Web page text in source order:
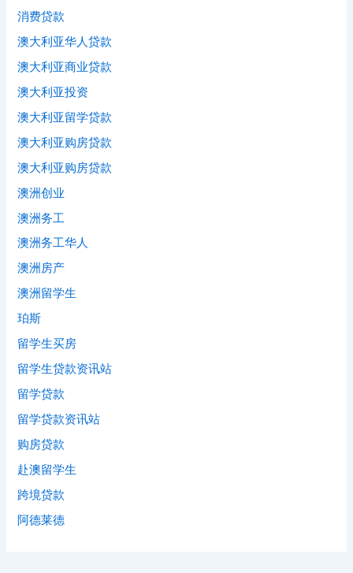
消费贷款
澳大利亚华人贷款
澳大利亚商业贷款
澳大利亚投资
澳大利亚留学贷款
澳大利亚购房贷款
澳大利亚购房贷款
澳洲创业
澳洲务工
澳洲务工华人
澳洲房产
澳洲留学生
珀斯
留学生买房
留学生贷款资讯站
留学贷款
留学贷款资讯站
购房贷款
赴澳留学生
跨境贷款
阿德莱德